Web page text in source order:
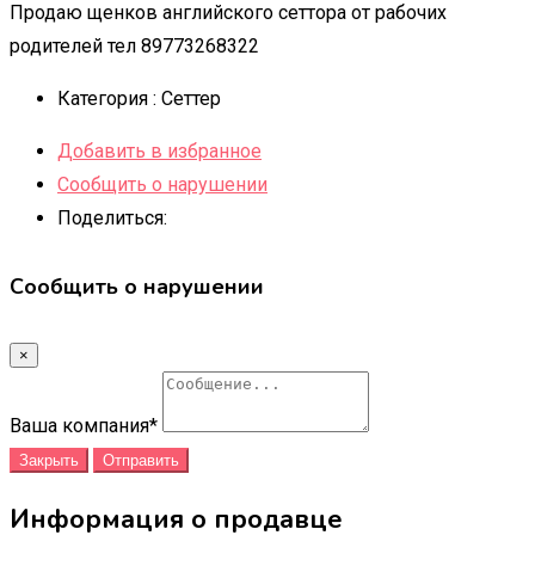
Продаю щенков английского сеттора от рабочих
родителей тел 89773268322
Категория : Сеттер
Добавить в избранное
Сообщить о нарушении
Поделиться:
Сообщить о нарушении
×
Ваша компания*
Закрыть Отправить
Информация о продавце